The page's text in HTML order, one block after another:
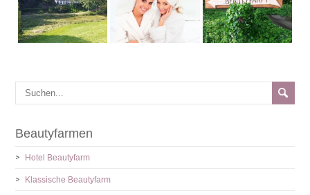
Beautyfarmen
Hotel Beautyfarm
Klassische Beautyfarm